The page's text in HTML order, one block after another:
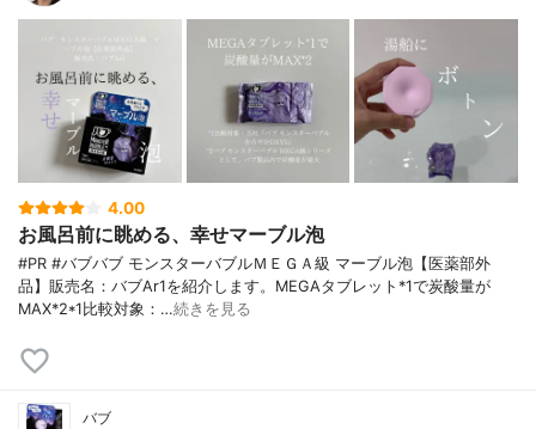
4.00
お風呂前に眺める、幸せマーブル泡
#PR #バブバブ モンスターバブルＭＥＧＡ級 マーブル泡【医薬部外
品】販売名：バブAr1を紹介します。MEGAタブレット*1で炭酸量が
MAX*2*1比較対象：…続きを見る
バブ